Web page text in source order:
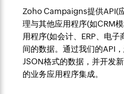
Zoho Campaigns提供API(
理与其他应用程序(如CRM
用程序(如会计、ERP、电子
间的数据。通过我们的API
JSON格式的数据，并开发
的业务应用程序集成。